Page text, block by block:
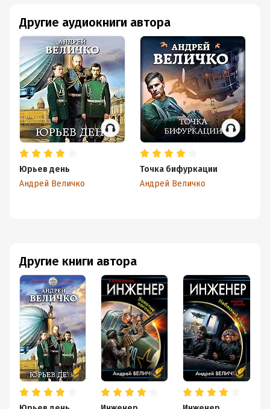
Другие книги автора
Другие аудиокниги автора
Юрьев день
Андрей Величко
Точка бифуркации
Андрей Величко